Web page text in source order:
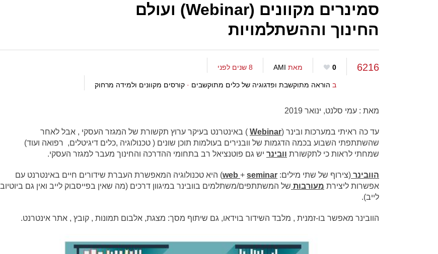
סמינרים מקוונים (Webinar) ועולם
החינוך וההשתלמויות
6216
0 מאת AMI 8 שנים לפני
ב הוראה מתוקשבת ופדגוגיה של כלים מתוקשבים · קורסים מקוונים ולמידה מרחוק
מאת : עמי סלנט, ינואר 2019
עד כה ראיתי במערכות ובינר (Webinar ) באינטרנט בעיקר ערוץ תקשורת של המגזר העסקי , אבל לאחר
שהשתתפתי השבוע בכמה הדגמות של וובנירים בעולמות תוכן שונים ( טכנולוגיה ,כלים דיגיטלים, רפואה ועוד)
שמחתי לראות כי לתקשורת וובינר יש גם פוטנציאל רב בתחומי ההדרכה והחינוך מעבר למגזר העסקי.
הוובינר (צירוף של שתי מילים: web + seminar
) היא טכנולוגיה המאפשרת העברת שידורים חיים באינטרנט עם
אפשרות ליצירת מעורבות של המשתתפים/משתלמים בוובינר במיגוון דרכים (מה שאין בפייסבוק לייב ואין גם ביוטיוב
לייב).
הוובינר מאפשר בו-זמנית , מלבד השידור בוידאו, גם שיתוף מסך: מצגת, אלבום תמונות , קובץ , אתר אינטרנט.